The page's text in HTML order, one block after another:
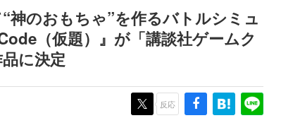
の9月2日正式リリースを
記念したキャンペーン
神のおもちゃ”を作るバトルシミュ
（仮題）』が「講談社ゲームク
に決定
反応